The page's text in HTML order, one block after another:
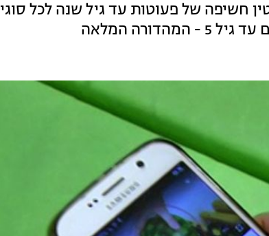
חשיפה של פעוטות עד גיל שנה לכל סוגי
המלאה